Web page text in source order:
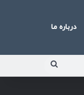
درباره ما